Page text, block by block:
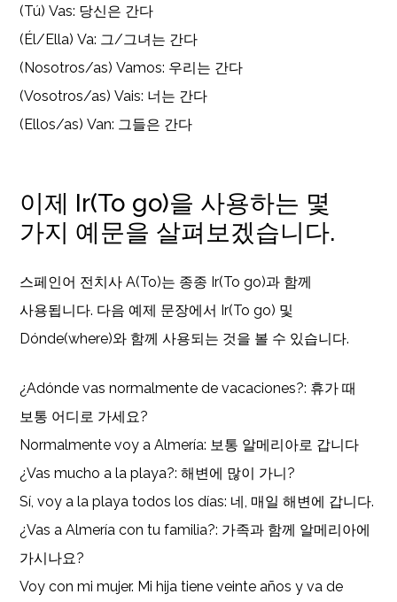
(Tú) Vas: 당신은 간다
(Él/Ella) Va: 그/그녀는 간다
(Nosotros/as) Vamos: 우리는 간다
(Vosotros/as) Vais: 너는 간다
(Ellos/as) Van: 그들은 간다
이제 Ir(To go)을 사용하는 몇
가지 예문을 살펴보겠습니다.
스페인어 전치사 A(To)는 종종 Ir(To go)과 함께
사용됩니다. 다음 예제 문장에서 Ir(To go) 및
Dónde(where)와 함께 사용되는 것을 볼 수 있습니다.
¿Adónde vas normalmente de vacaciones?: 휴가 때
보통 어디로 가세요?
Normalmente voy a Almería: 보통 알메리아로 갑니다
¿Vas mucho a la playa?: 해변에 많이 가니?
Sí, voy a la playa todos los días: 네, 매일 해변에 갑니다.
¿Vas a Almería con tu familia?: 가족과 함께 알메리아에
가시나요?
Voy con mi mujer. Mi hija tiene veinte años y va de